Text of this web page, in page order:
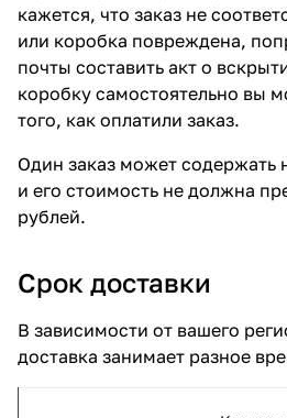
кажется, что заказ не
или коробка повреждена,
почты составить акт о
коробку самостоятельно вы
того, как оплатили заказ.
Один заказ может содержать
и его стоимость не должна
рублей.
Срок доставки
В зависимости от вашего
доставка занимает разное